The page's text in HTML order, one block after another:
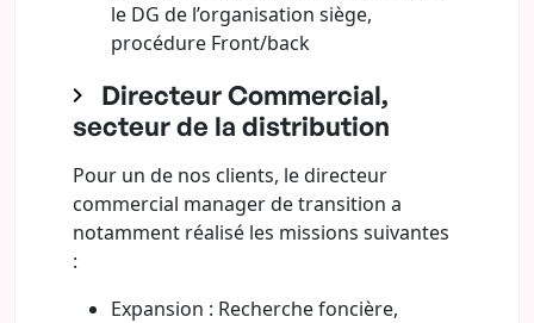
le DG de l’organisation siège,
procédure Front/back
Directeur Commercial,
secteur de la distribution
Pour un de nos clients, le directeur
commercial manager de transition a
notamment réalisé les missions suivantes
:
Expansion : Recherche foncière,